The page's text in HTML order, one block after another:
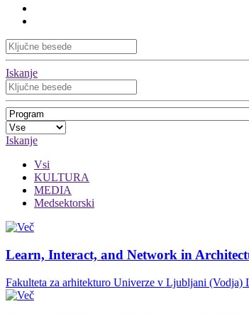
Iskanje
Iskanje
Vsi
KULTURA
MEDIA
Medsektorski
Learn, Interact, and Network in
Fakulteta za arhitekturo Univerze v Ljubljani (Vodja)